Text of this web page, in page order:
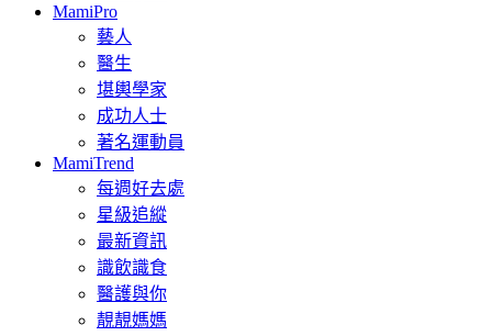
MamiPro
藝人
醫生
堪輿學家
成功人士
著名運動員
MamiTrend
每週好去處
星級追縱
最新資訊
識飲識食
醫護與你
靚靚媽媽